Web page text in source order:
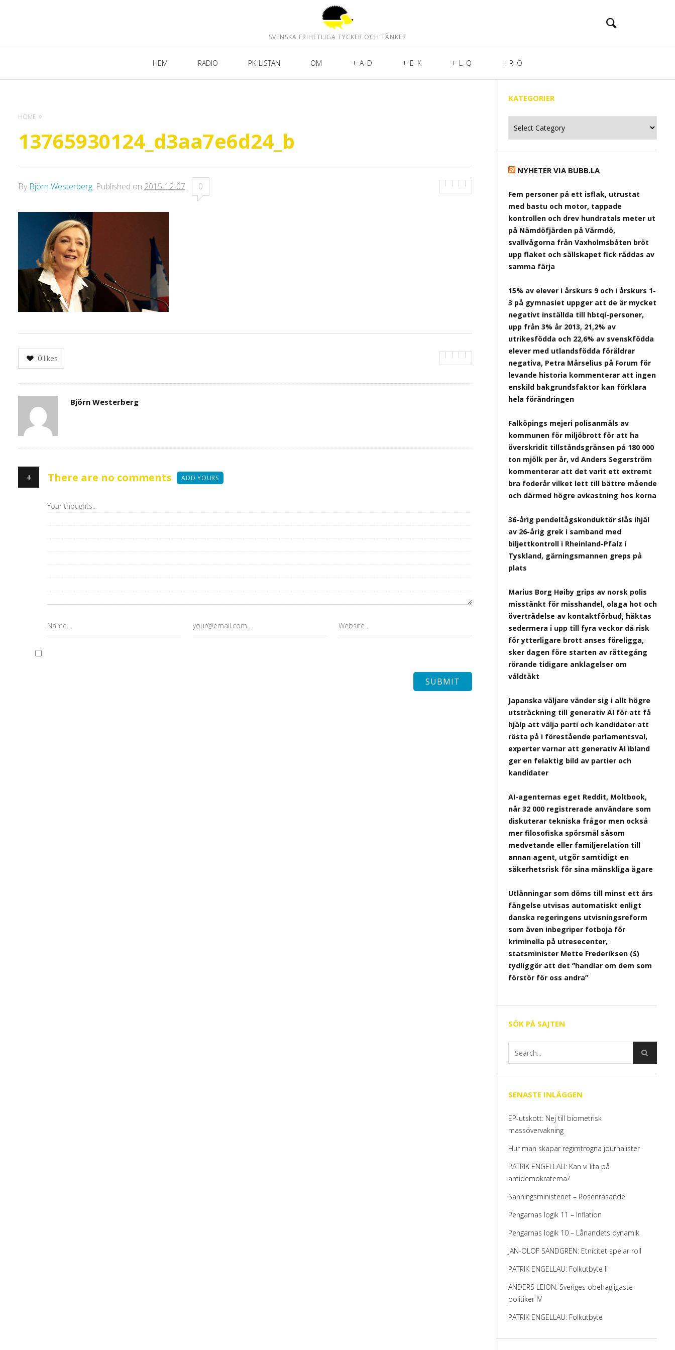
SVENSKA FRIHETLIGA TYCKER OCH TÄNKER
HEM RADIO PK-LISTAN OM A–D E–K L–Q R–Ö
HOME
13765930124_d3aa7e6d24_b
By Björn Westerberg. Published on 2015-12-07. 0
0 likes
Author
Björn Westerberg
+ There are no comments ADD YOURS
KATEGORIER
NYHETER VIA BUBB.LA
Fem personer på ett isflak, utrustat
med bastu och motor, tappade
kontrollen och drev hundratals meter ut
på Nämdöfjärden på Värmdö,
svallvågorna från Vaxholmsbåten bröt
upp flaket och sällskapet fick räddas av
samma färja
15% av elever i årskurs 9 och i årskurs 1-
3 på gymnasiet uppger att de är mycket
negativt inställda till hbtqi-personer,
upp från 3% år 2013, 21,2% av
utrikesfödda och 22,6% av svenskfödda
elever med utlandsfödda föräldrar
negativa, Petra Mårselius på Forum för
levande historia kommenterar att ingen
enskild bakgrundsfaktor kan förklara
hela förändringen
Falköpings mejeri polisanmäls av
kommunen för miljöbrott för att ha
överskridit tillståndsgränsen på 180 000
ton mjölk per år, vd Anders Segerström
kommenterar att det varit ett extremt
bra foderår vilket lett till bättre mående
och därmed högre avkastning hos korna
36-årig pendeltågskonduktör slås ihjäl
av 26-årig grek i samband med
biljettkontroll i Rheinland-Pfalz i
Tyskland, gärningsmannen greps på
plats
Marius Borg Høiby grips av norsk polis
misstänkt för misshandel, olaga hot och
överträdelse av kontaktförbud, häktas
sedermera i upp till fyra veckor då risk
för ytterligare brott anses föreligga,
sker dagen före starten av rättegång
rörande tidigare anklagelser om
våldtäkt
Japanska väljare vänder sig i allt högre
utsträckning till generativ AI för att få
hjälp att välja parti och kandidater att
rösta på i förestående parlamentsval,
experter varnar att generativ AI ibland
ger en felaktig bild av partier och
kandidater
AI-agenternas eget Reddit, Moltbook,
når 32 000 registrerade användare som
diskuterar tekniska frågor men också
mer filosofiska spörsmål såsom
medvetande eller familjerelation till
annan agent, utgör samtidigt en
säkerhetsrisk för sina mänskliga ägare
Utlänningar som döms till minst ett års
fängelse utvisas automatiskt enligt
danska regeringens utvisningsreform
som även inbegriper fotboja för
kriminella på utresecenter,
statsminister Mette Frederiksen (S)
tydliggör att det ”handlar om dem som
förstör för oss andra”
SÖK PÅ SAJTEN
SENASTE INLÄGGEN
EP-utskott: Nej till biometrisk
massövervakning
Hur man skapar regimtrogna journalister
PATRIK ENGELLAU: Kan vi lita på
antidemokraterna?
Sanningsministeriet – Rosenrasande
Pengarnas logik 11 – Inflation
Pengarnas logik 10 – Lånandets dynamik
JAN-OLOF SANDGREN: Etnicitet spelar roll
PATRIK ENGELLAU: Folkutbyte II
ANDERS LEION: Sveriges obehagligaste
politiker IV
PATRIK ENGELLAU: Folkutbyte